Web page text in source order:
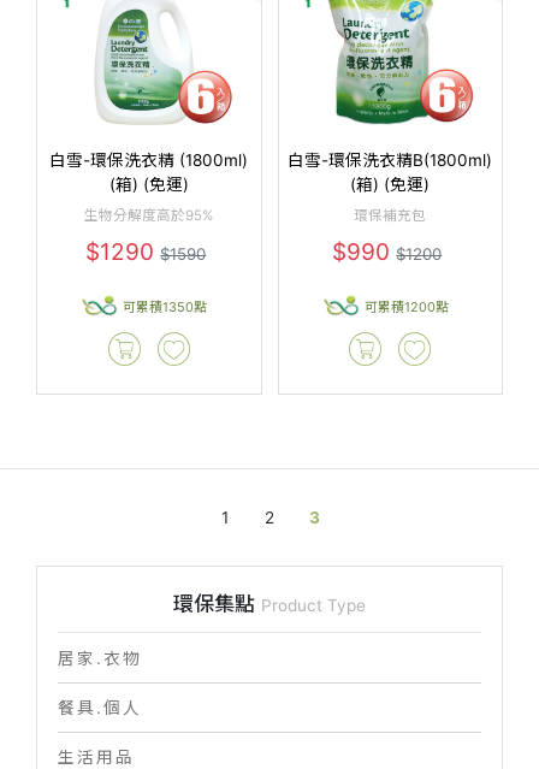
環保集點 Product Type
居家.衣物
餐具.個人
生活用品
白雪-環保洗衣精 (1800ml)
(箱) (免運)
生物分解度高於95%
$1290$1590
可累積1350點
白雪-環保洗衣精B(1800ml)
(箱) (免運)
環保補充包
$990$1200
可累積1200點
1 2 3